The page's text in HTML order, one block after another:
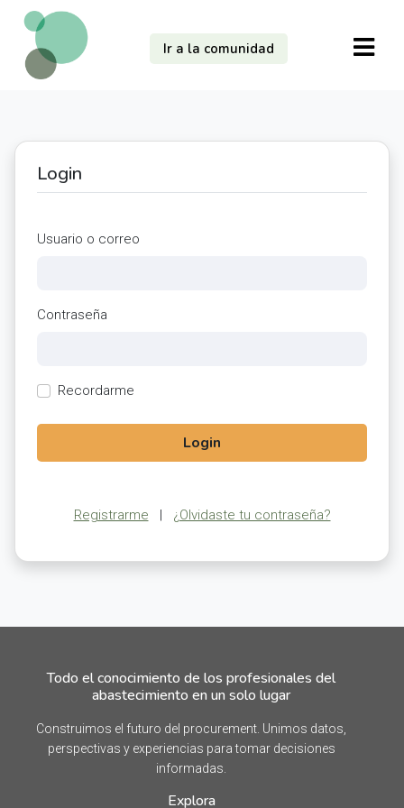
Ir a la comunidad
Login
Usuario o correo
Contraseña
Recordarme
Login
Registrarme | ¿Olvidaste tu contraseña?
Todo el conocimiento de los profesionales del
abastecimiento en un solo lugar
Construimos el futuro del procurement. Unimos datos,
perspectivas y experiencias para tomar decisiones
informadas.
Explora